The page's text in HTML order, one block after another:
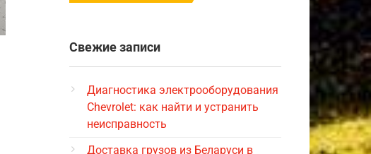
Свежие записи
Диагностика электрооборудования
Chevrolet: как найти и устранить
неисправность
Доставка грузов из Беларуси в